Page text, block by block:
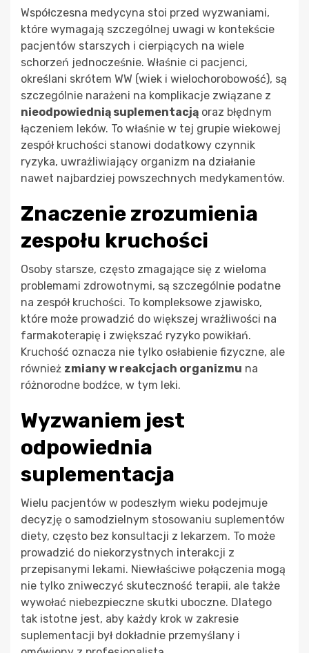
Współczesna medycyna stoi przed wyzwaniami,
które wymagają szczególnej uwagi w kontekście
pacjentów starszych i cierpiących na wiele
schorzeń jednocześnie. Właśnie ci pacjenci,
określani skrótem WW (wiek i wielochorobowość), są
szczególnie narażeni na komplikacje związane z
nieodpowiednią suplementacją oraz błędnym
łączeniem leków. To właśnie w tej grupie wiekowej
zespół kruchości stanowi dodatkowy czynnik
ryzyka, uwrażliwiający organizm na działanie
nawet najbardziej powszechnych medykamentów.
Znaczenie zrozumienia
zespołu kruchości
Osoby starsze, często zmagające się z wieloma
problemami zdrowotnymi, są szczególnie podatne
na zespół kruchości. To kompleksowe zjawisko,
które może prowadzić do większej wrażliwości na
farmakoterapię i zwiększać ryzyko powikłań.
Kruchość oznacza nie tylko osłabienie fizyczne, ale
również zmiany w reakcjach organizmu na
różnorodne bodźce, w tym leki.
Wyzwaniem jest
odpowiednia
suplementacja
Wielu pacjentów w podeszłym wieku podejmuje
decyzję o samodzielnym stosowaniu suplementów
diety, często bez konsultacji z lekarzem. To może
prowadzić do niekorzystnych interakcji z
przepisanymi lekami. Niewłaściwe połączenia mogą
nie tylko zniweczyć skuteczność terapii, ale także
wywołać niebezpieczne skutki uboczne. Dlatego
tak istotne jest, aby każdy krok w zakresie
suplementacji był dokładnie przemyślany i